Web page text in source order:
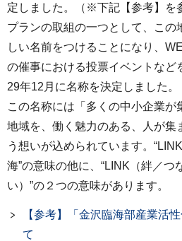
定しました。（※下記【参考】を
プランの取組の一つとして、この
しい名前をつけることになり、
の催事における投票イベントなど
29年12月に名称を決定しました。
この名称には「多くの中小企業が
地域を、働く魅力のある、人が集
う想いが込められています。
海”の意味の他に、“LINK（絆／つ
い）”の２つの意味があります。
【参考】「金沢臨海部産業活
て